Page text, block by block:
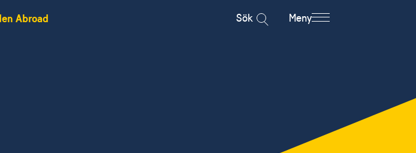
Abroad Sök Meny